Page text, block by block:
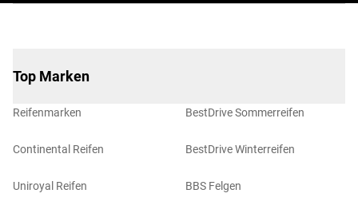
Top Marken
Reifenmarken
Continental Reifen
Uniroyal Reifen
BestDrive Sommerreifen
BestDrive Winterreifen
BBS Felgen